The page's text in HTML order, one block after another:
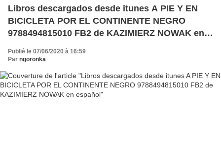
Libros descargados desde itunes A PIE Y EN
BICICLETA POR EL CONTINENTE NEGRO
9788494815010 FB2 de KAZIMIERZ NOWAK en
Publié le 07/06/2020 à 16:59
Par ngoronka